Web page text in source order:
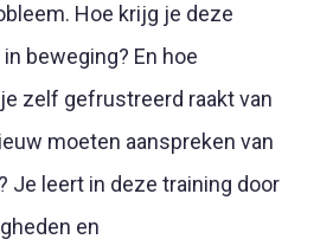
Hoe krijg je deze
beweging? En hoe
zelf gefrustreerd raakt van
moeten aanspreken van
Je leert in deze training door
en